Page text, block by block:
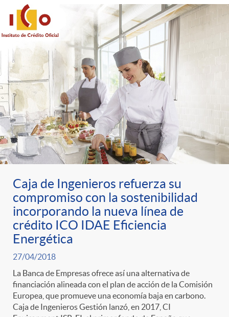
Caja de Ingenieros refuerza su
compromiso con la sostenibilidad
incorporando la nueva línea de
crédito ICO IDAE Eficiencia
Energética
27/04/2018
La Banca de Empresas ofrece así una alternativa de
financiación alineada con el plan de acción de la Comisión
Europea, que promueve una economía baja en carbono.
Caja de Ingenieros Gestión lanzó, en 2017, CI